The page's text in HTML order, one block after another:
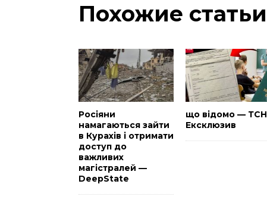
Похожие статьи
Росіяни
намагаються зайти
в Курахів і отримати
доступ до
важливих
магістралей —
DeepState
що відомо — ТСН
Ексклюзив